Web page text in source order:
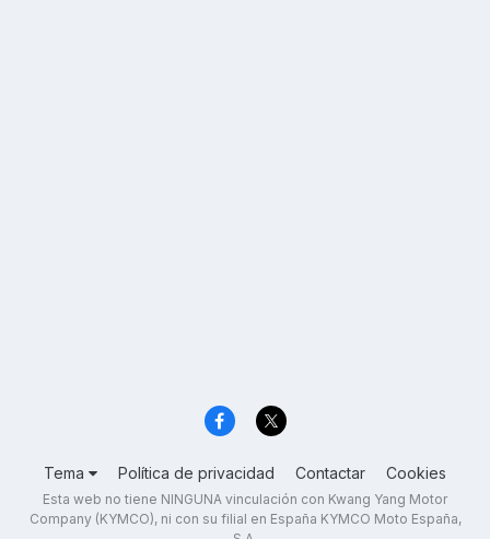
Tema Política de privacidad Contactar Cookies
Esta web no tiene NINGUNA vinculación con Kwang Yang Motor
Company (KYMCO), ni con su filial en España KYMCO Moto España,